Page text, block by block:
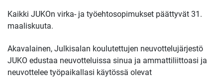
Kaikki JUKOn virka- ja työehtosopimukset päättyvät 31.
maaliskuuta.
Akavalainen, Julkisalan koulutettujen neuvottelujärjestö
JUKO edustaa neuvotteluissa sinua ja ammattiliittoasi ja
neuvottelee työpaikallasi käytössä olevat